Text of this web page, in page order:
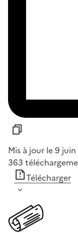
Mis à jour le 9
363
Télécharger